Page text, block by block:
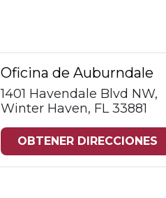
Oficina de Auburndale
1401 Havendale Blvd NW,
Winter Haven, FL 33881
OBTENER DIRECCIONES